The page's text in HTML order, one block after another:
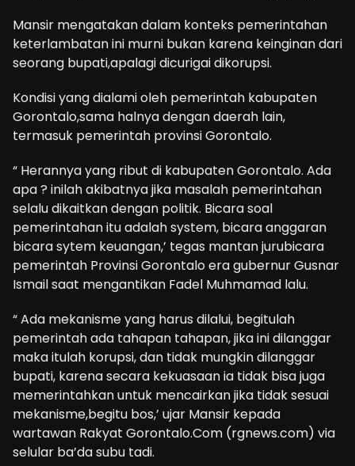
Mansir mengatakan dalam konteks pemerintahan
keterlambatan ini murni bukan karena keinginan dari
seorang bupati,apalagi dicurigai dikorupsi.
Kondisi yang dialami oleh pemerintah kabupaten
Gorontalo,sama halnya dengan daerah lain,
termasuk pemerintah provinsi Gorontalo.
“ Herannya yang ribut di kabupaten Gorontalo. Ada
apa ? inilah akibatnya jika masalah pemerintahan
selalu dikaitkan dengan politik. Bicara soal
pemerintahan itu adalah system, bicara anggaran
bicara sytem keuangan,’ tegas mantan jurubicara
pemerintah Provinsi Gorontalo era gubernur Gusnar
Ismail saat mengantikan Fadel Muhmamad lalu.
“ Ada mekanisme yang harus dilalui, begitulah
pemerintah ada tahapan tahapan, jika ini dilanggar
maka itulah korupsi, dan tidak mungkin dilanggar
bupati, karena secara kekuasaan ia tidak bisa juga
memerintahkan untuk mencairkan jika tidak sesuai
mekanisme,begitu bos,’ ujar Mansir kepada
wartawan Rakyat Gorontalo.Com (rgnews.com) via
selular ba’da subu tadi.